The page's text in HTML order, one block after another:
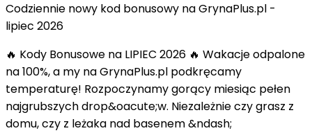
Codziennie nowy kod bonusowy na GrynaPlus.pl -
lipiec 2026
🔥 Kody Bonusowe na LIPIEC 2026 🔥 Wakacje odpalone
na 100%, a my na GrynaPlus.pl podkręcamy
temperaturę! Rozpoczynamy gorący miesiąc pełen
najgrubszych drop&oacute;w. Niezależnie czy grasz z
domu, czy z leżaka nad basenem &ndash;